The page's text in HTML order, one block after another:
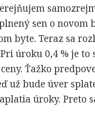
sen o novom
byte. Teraz sa
úroku 0,4 % je to
Ťažko
už bude úver
úroky. Preto